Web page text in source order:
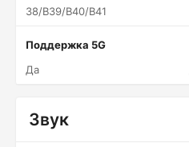
38/B39/B40/B41
Поддержка 5G
Да
Звук